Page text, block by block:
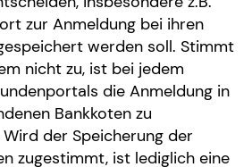
zur Anmeldung bei ihren
werden soll. Stimmt
nicht zu, ist bei jedem
die Anmeldung in
Bankkoten zu
der Speicherung der
zugestimmt, ist lediglich eine